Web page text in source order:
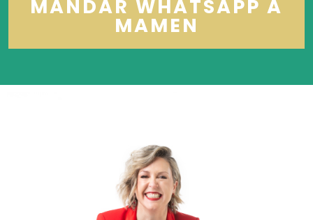
MANDAR WHATSAPP A
MAMEN